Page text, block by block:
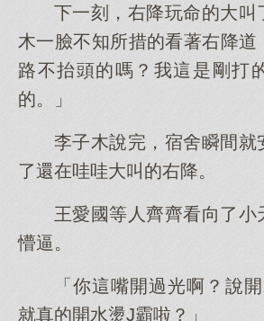
下一刻，右降玩命的大叫
木一臉不知所措的看著右降道
路不抬頭的嗎？我這是剛打
的。」
李子木說完，宿舍瞬間就
了還在哇哇大叫的右降。
王愛國等人齊齊看向了小
懵逼。
「你這嘴開過光啊？說
就真的開水燙J霸啦？」